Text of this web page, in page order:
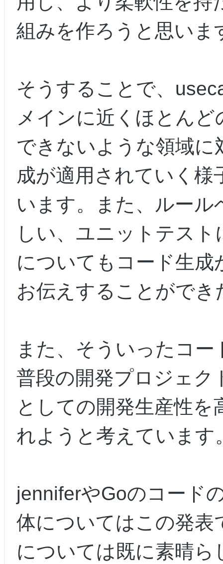
組みを作ろうと思いま
そうすることで、
メインに近くほとん
できないような領域
成が適用されていく
います。また、ルー
しい、ユニットテス
についてもコード生
お伝えすることがで
また、そういったコ
普段の開発プロジェク
としての開発生産性
れようと考えています
jenniferやGoのコード
体についてはこの発
については既に素晴